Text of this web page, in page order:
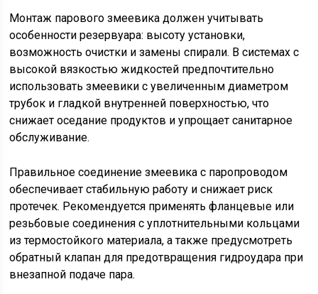
Монтаж парового змеевика должен учитывать
особенности резервуара: высоту установки,
возможность очистки и замены спирали. В системах с
высокой вязкостью жидкостей предпочтительно
использовать змеевики с увеличенным диаметром
трубок и гладкой внутренней поверхностью, что
снижает оседание продуктов и упрощает санитарное
обслуживание.
Правильное соединение змеевика с паропроводом
обеспечивает стабильную работу и снижает риск
протечек. Рекомендуется применять фланцевые или
резьбовые соединения с уплотнительными кольцами
из термостойкого материала, а также предусмотреть
обратный клапан для предотвращения гидроудара при
внезапной подаче пара.